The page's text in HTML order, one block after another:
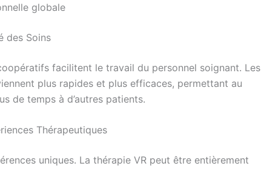
globale
des Soins
facilitent le travail du personnel soignant. Les
plus rapides et plus efficaces, permettant au
de temps à d’autres patients.
Thérapeutiques
uniques. La thérapie VR peut être entièrement